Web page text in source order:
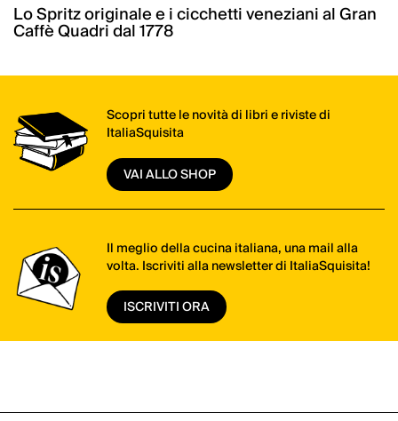
Lo Spritz originale e i cicchetti veneziani al Gran
Caffè Quadri dal 1778
Scopri tutte le novità di libri e riviste di
ItaliaSquisita
VAI ALLO SHOP
Il meglio della cucina italiana, una mail alla
volta. Iscriviti alla newsletter di ItaliaSquisita!
ISCRIVITI ORA